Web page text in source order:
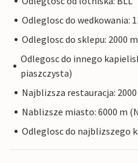
Odleglosc do wedkowania:
Odleglosc do sklepu: 2000 m
Odlegosc do innego
piaszczysta)
Najblizsza restauracja:
Nablizsze miasto: 6000 m
Odleglosc do najblizszego